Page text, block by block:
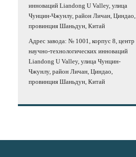
инноваций Liandong U Valley, улица
Чунцин-Чжунлу, район Личан, Циндао,
провинция Шаньдун, Китай
Адрес завода: № 1001, корпус 8, центр
научно-технологических инноваций
Liandong U Valley, улица Чунцин-
Чжунлу, район Личан, Циндао,
провинция Шаньдун, Китай